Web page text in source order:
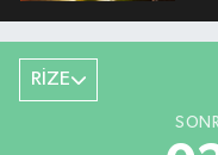
RİZE